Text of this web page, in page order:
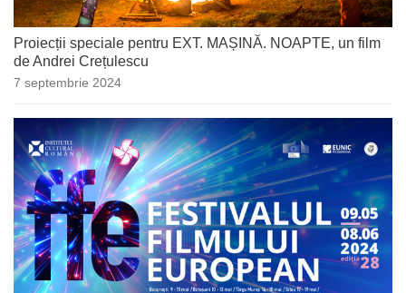
Proiecții speciale pentru EXT. MAȘINĂ. NOAPTE, un film
de Andrei Crețulescu
7 septembrie 2024